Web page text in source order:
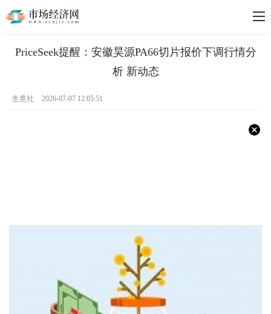
PriceSeek提醒：安徽昊源PA66切片报价下调行情分
析 新动态
生意社 2026-07-07 12:05:51